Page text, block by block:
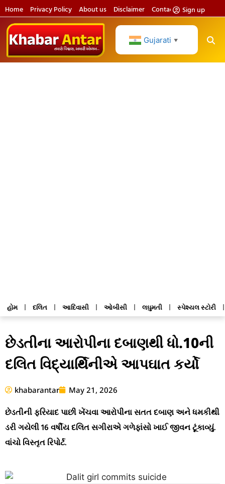
Home Privacy Policy About us Disclaimer Contact usSign up
Gujarati ▼
હોમ દલિત આદિવાસી ઓબીસી લઘુમતી સ્પેશ્યલ સ્ટોરી
છેડતીના આરોપીના દબાણથી ધો.10ની
દલિત વિદ્યાર્થિનીએ આપઘાત કર્યો
khabarantar May 21, 2026
છેડતીની ફરિયાદ પાછી ખેંચવા આરોપીના સતત દબાણ અને ધમકીથી
ડરી ગયેલી 16 વર્ષીય દલિત સગીરાએ ગળેફાંસો ખાઈ જીવન ટૂંકાવ્યું.
વાંચો વિસ્તૃત રિપોર્ટ.